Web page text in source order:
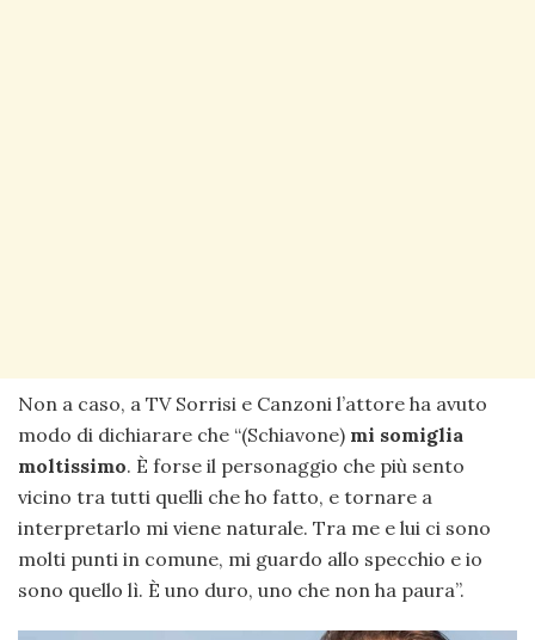
Non a caso, a TV Sorrisi e Canzoni l’attore ha avuto
modo di dichiarare che “(Schiavone) mi somiglia
moltissimo. È forse il personaggio che più sento
vicino tra tutti quelli che ho fatto, e tornare a
interpretarlo mi viene naturale. Tra me e lui ci sono
molti punti in comune, mi guardo allo specchio e io
sono quello lì. È uno duro, uno che non ha paura”.